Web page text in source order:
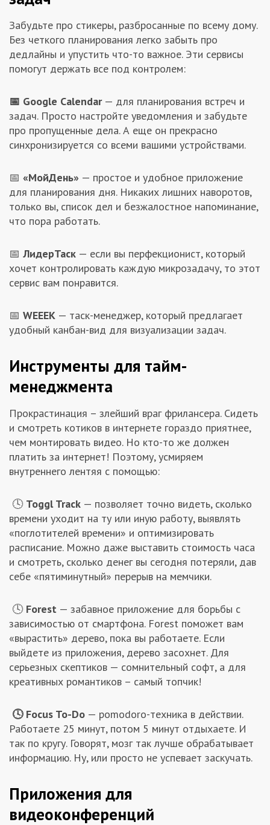
Забудьте про стикеры, разбросанные по всему дому.
Без четкого планирования легко забыть про
дедлайны и упустить что-то важное. Эти сервисы
помогут держать все под контролем:
📅 Google Calendar— для планирования встреч и
задач. Просто настройте уведомления и забудьте
про пропущенные дела. А еще он прекрасно
синхронизируется со всеми вашими устройствами.
📅 «МойДень» — простое и удобное приложение
для планирования дня. Никаких лишних наворотов,
только вы, список дел и безжалостное напоминание,
что пора работать.
📅 ЛидерТаск — если вы перфекционист, который
хочет контролировать каждую микрозадачу, то этот
сервис вам понравится.
📅 WEEEK — таск-менеджер, который предлагает
удобный канбан-вид для визуализации задач.
Инструменты для тайм-
менеджмента
Прокрастинация – злейший враг фрилансера. Сидеть
и смотреть котиков в интернете гораздо приятнее,
чем монтировать видео. Но кто-то же должен
платить за интернет! Поэтому, усмиряем
внутреннего лентяя с помощью:
🕓 Toggl Track — позволяет точно видеть, сколько
времени уходит на ту или иную работу, выявлять
«поглотителей времени» и оптимизировать
расписание. Можно даже выставить стоимость часа
и смотреть, сколько денег вы сегодня потеряли, дав
себе «пятиминутный» перерыв на мемчики.
🕓 Forest — забавное приложение для борьбы с
зависимостью от смартфона. Forest поможет вам
«вырастить» дерево, пока вы работаете. Если
выйдете из приложения, дерево засохнет. Для
серьезных скептиков — сомнительный софт, а для
креативных романтиков – самый топчик!
🕓 Focus To-Do — pomodoro-техника в действии.
Работаете 25 минут, потом 5 минут отдыхаете. И
так по кругу. Говорят, мозг так лучше обрабатывает
информацию. Ну, или просто не успевает заскучать.
Приложения для
видеоконференций